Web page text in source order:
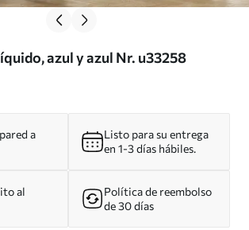
azul y azul Nr. u33258
a
Listo para su entrega
en 1-3 días hábiles.
al
Política de reembolso
de 30 días